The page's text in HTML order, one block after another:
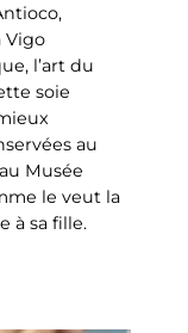
Vigo
l’art du
soie
au
Musée
le veut la
à sa fille.